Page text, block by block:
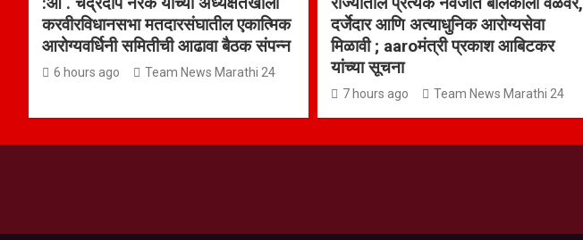
करवीरविधानसभा मतदारसंघातील एकात्मिक
आरोग्यवर्धिनी समितीची आढावा बैठक संपन्न
6 hours ago Team News Marathi 24
दर्जेदार आणि अत्याधुनिक आरोग्यसेवा
मिळावी ; aaroमंत्री प्रकाश आबिटकर
यांच्या सूचना
7 hours ago Team News Marathi 24